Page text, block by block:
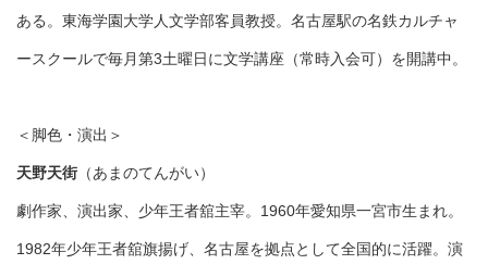
ある。東海学園大学人文学部客員教授。名古屋駅の名鉄カルチャ
ースクールで毎月第3土曜日に文学講座（常時入会可）を開講中。
＜脚色・演出＞
天野天街 （あまのてんがい）
劇作家、演出家、少年王者舘主宰。1960年愛知県一宮市生まれ。
1982年少年王者舘旗揚げ、名古屋を拠点として全国的に活躍。演